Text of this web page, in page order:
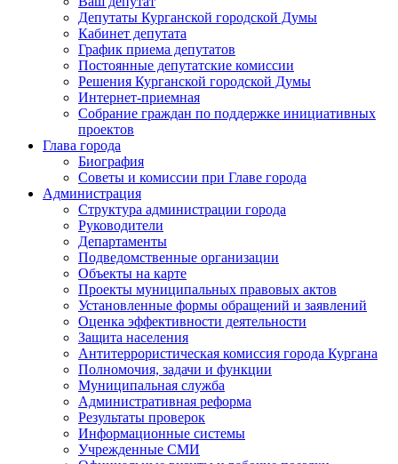
Депутаты Курганской городской Думы
Кабинет депутата
График приема депутатов
Постоянные депутатские комиссии
Решения Курганской городской Думы
Интернет-приемная
Собрание граждан по поддержке инициативных
проектов
Глава города
Биография
Советы и комиссии при Главе города
Администрация
Структура администрации города
Руководители
Департаменты
Подведомственные организации
Объекты на карте
Проекты муниципальных правовых актов
Установленные формы обращений и заявлений
Оценка эффективности деятельности
Защита населения
Антитеррористическая комиссия города Кургана
Полномочия, задачи и функции
Муниципальная служба
Административная реформа
Результаты проверок
Информационные системы
Учрежденные СМИ